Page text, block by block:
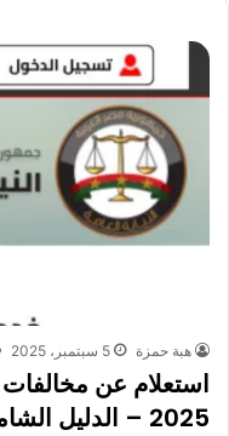
هبة حمزة 5 سبتمبر، 2025
استعلام عن
2025 – الدليل الشامل